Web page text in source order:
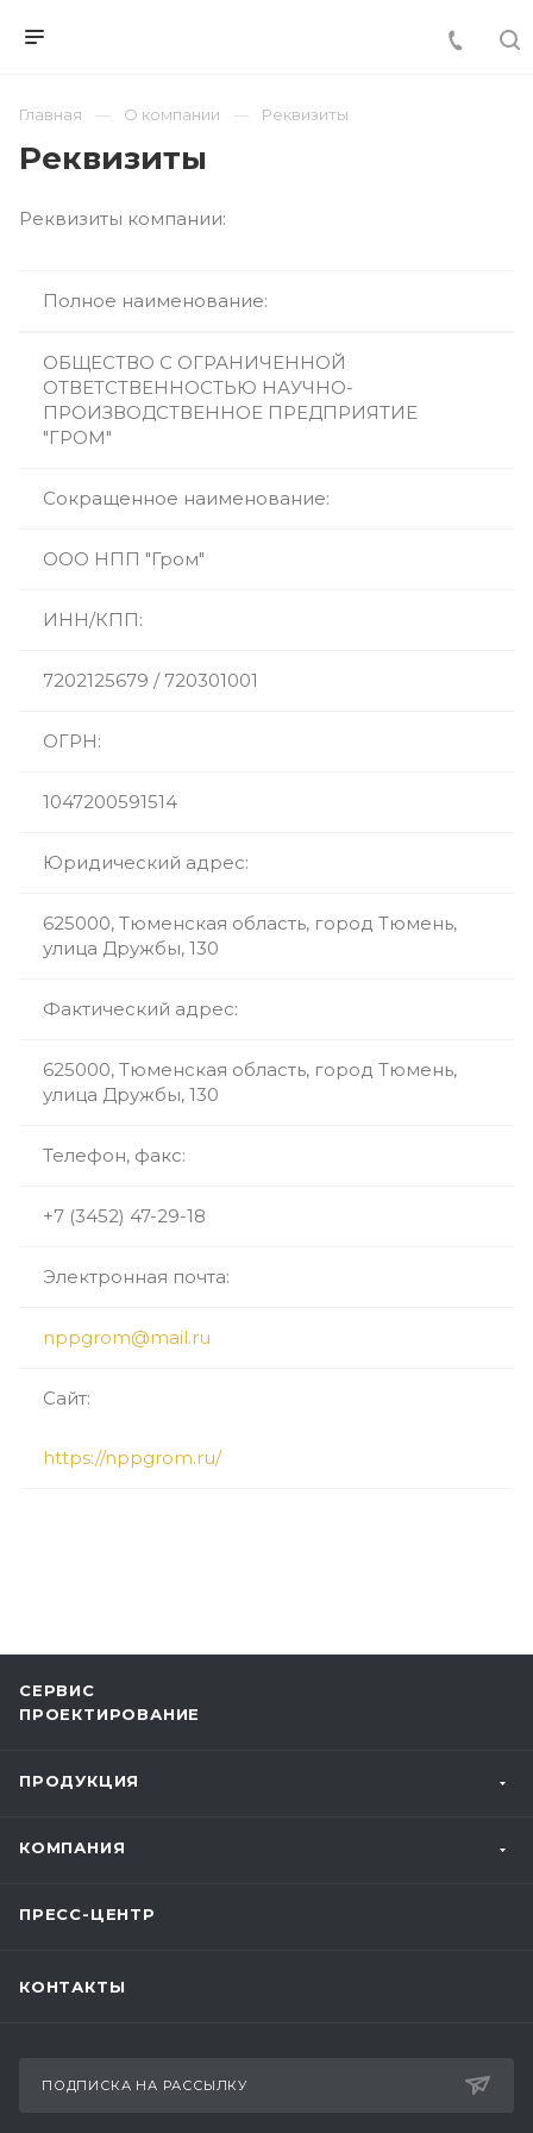
Главная О компании Реквизиты
Реквизиты
Реквизиты компании:
Полное наименование:
ОБЩЕСТВО С ОГРАНИЧЕННОЙ
ОТВЕТСТВЕННОСТЬЮ НАУЧНО-
ПРОИЗВОДСТВЕННОЕ ПРЕДПРИЯТИЕ
"ГРОМ"
Сокращенное наименование:
ООО НПП "Гром"
ИНН/КПП:
7202125679 / 720301001
ОГРН:
1047200591514
Юридический адрес:
625000, Тюменская область, город Тюмень,
улица Дружбы, 130
Фактический адрес:
625000, Тюменская область, город Тюмень,
улица Дружбы, 130
Телефон, факс:
+7 (3452) 47-29-18
Электронная почта:
nppgrom@mail.ru
Сайт:
https://nppgrom.ru/
СЕРВИС
ПРОЕКТИРОВАНИЕ
ПРОДУКЦИЯ
КОМПАНИЯ
ПРЕСС-ЦЕНТР
КОНТАКТЫ
ПОДПИСКА НА РАССЫЛКУ